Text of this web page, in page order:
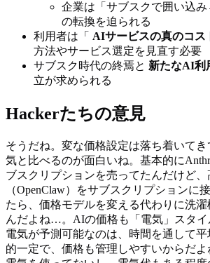
企業は「サブスクで囲い込
の転換を迫られる
利用者は「 AIサービスの真のコス
方法やサービス選定を見直す必要
サブスク時代の終焉と 新たなAI利
立が求められる
Hackerたちの意見
そうだね。変な価格設定は落ち着いて
気と比べるのが面白いね。基本的に
ブスクリプションを売ってたんだけど
（OpenClaw）をサブスクリプションに
たら、価格モデルを変える代わりに洗
んだよね…。AIの価格も「電気」スタイ
電気が予測可能なのは、時間を通して
的一定で、価格も管理しやすいからだ